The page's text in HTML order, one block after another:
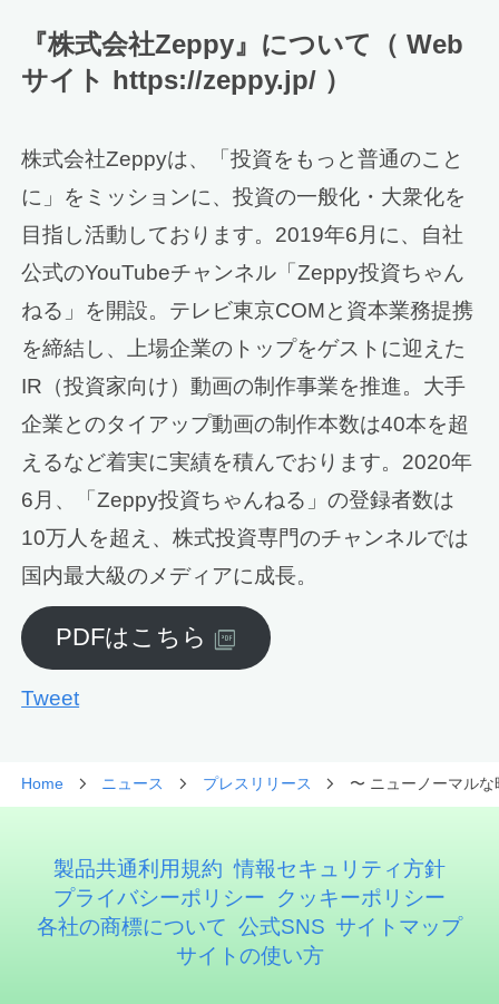
『株式会社Zeppy』について（ Web
サイト https://zeppy.jp/ ）
株式会社Zeppyは、「投資をもっと普通のこと
に」をミッションに、投資の一般化・大衆化を
目指し活動しております。2019年6月に、自社
公式のYouTubeチャンネル「Zeppy投資ちゃん
ねる」を開設。テレビ東京COMと資本業務提携
を締結し、上場企業のトップをゲストに迎えた
IR（投資家向け）動画の制作事業を推進。大手
企業とのタイアップ動画の制作本数は40本を超
えるなど着実に実績を積んでおります。2020年
6月、「Zeppy投資ちゃんねる」の登録者数は
10万人を超え、株式投資専門のチャンネルでは
国内最大級のメディアに成長。
PDFはこちら
Tweet
Home ニュース プレスリリース 〜 ニューノーマル
製品共通利用規約 情報セキュリティ方針
プライバシーポリシー
クッキーポリシー
各社の商標について 公式SNS サイトマップ
サイトの使い方